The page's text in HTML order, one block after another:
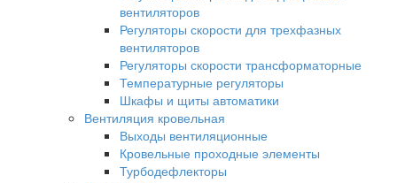
вентиляторов
Регуляторы скорости для трехфазных
вентиляторов
Регуляторы скорости трансформаторные
Температурные регуляторы
Шкафы и щиты автоматики
Вентиляция кровельная
Выходы вентиляционные
Кровельные проходные элементы
Турбодефлекторы